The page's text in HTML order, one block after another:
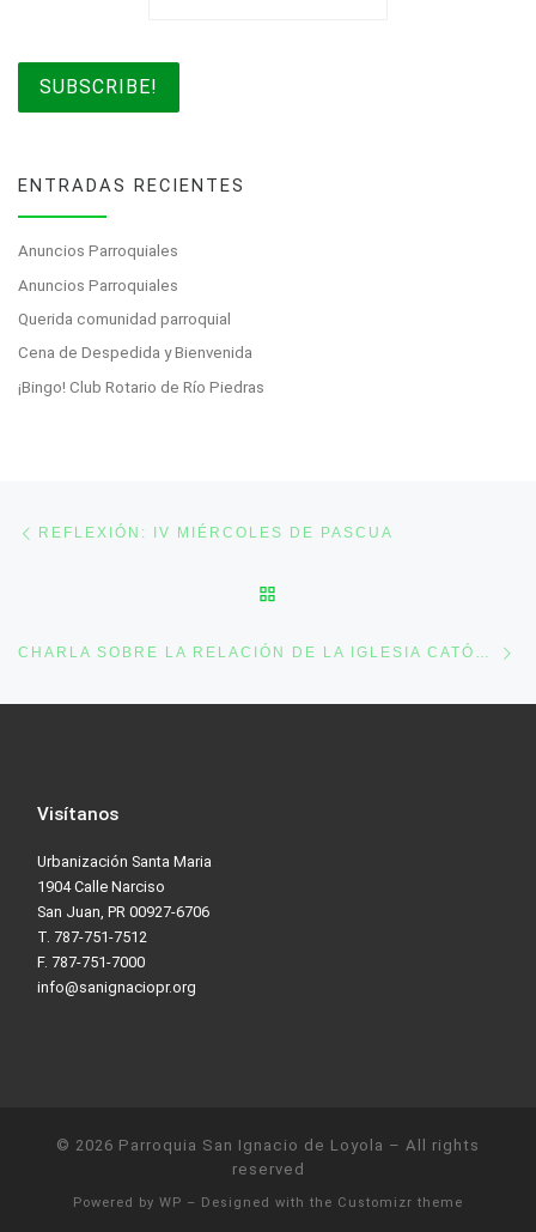
ENTRADAS RECIENTES
Anuncios Parroquiales
Anuncios Parroquiales
Querida comunidad parroquial
Cena de Despedida y Bienvenida
¡Bingo! Club Rotario de Río Piedras
Post navigation
REFLEXIÓN: IV MIÉRCOLES DE PASCUA
CHARLA SOBRE LA RELACIÓN DE LA IGLESIA CATÓLICA CON OTROS
Visítanos
Urbanización Santa Maria
1904 Calle Narciso
San Juan, PR 00927-6706
T. 787-751-7512
F. 787-751-7000
info@sanignaciopr.org
© 2026 Parroquia San Ignacio de Loyola – All rights
reserved
Powered by WP – Designed with the Customizr theme